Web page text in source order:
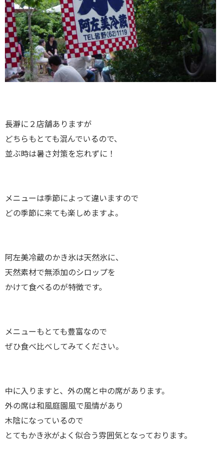
長瀞に２店舗ありますが
どちらもとても混んでいるので、
並ぶ時は暑さ対策を忘れずに！
メニューは季節によって違いますので
どの季節に来ても楽しめますよ。
阿左美冷蔵のかき氷は天然氷に、
天然素材で無添加のシロップを
かけて食べるのが特徴です。
メニューもとても豊富なので
ぜひ食べ比べしてみてください。
中に入りますと、外の席と中の席があります。
外の席は和風庭園風で風情があり
木陰になっているので
とてもかき氷がよく似合う雰囲気となっております。